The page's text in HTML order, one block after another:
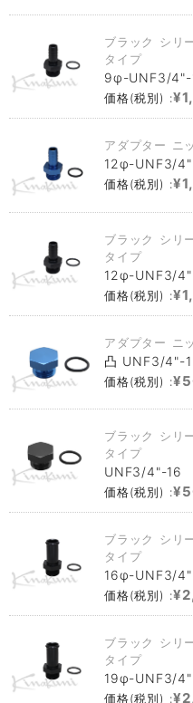
ブラック シリ
タイプ
9φ-UNF3/4"-
価格(税別) :
アダプター ニ
12φ-UNF3/
価格(税別) :
ブラック シリ
タイプ
12φ-UNF3/
価格(税別) :
アダプター ニ
凸 UNF3/4"-
価格(税別) :
ブラック シリ
タイプ
UNF3/4"-16
価格(税別) :
ブラック シリ
タイプ
16φ-UNF3/
価格(税別) :
ブラック シリ
タイプ
19φ-UNF3/
価格(税別) :